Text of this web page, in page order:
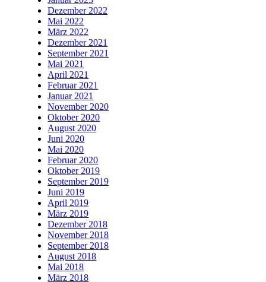
Dezember 2022
Mai 2022
März 2022
Dezember 2021
September 2021
Mai 2021
April 2021
Februar 2021
Januar 2021
November 2020
Oktober 2020
August 2020
Juni 2020
Mai 2020
Februar 2020
Oktober 2019
September 2019
Juni 2019
April 2019
März 2019
Dezember 2018
November 2018
September 2018
August 2018
Mai 2018
März 2018